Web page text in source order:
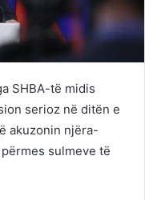
SHBA-të midis
serioz në ditën e
akuzonin njëra-
sulmeve të